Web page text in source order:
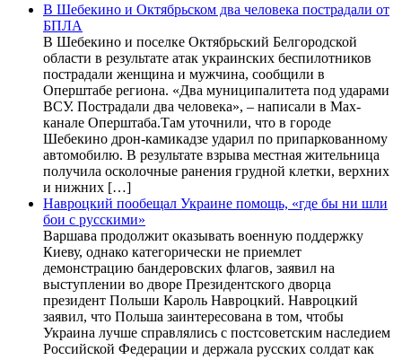
В Шебекино и Октябрьском два человека пострадали от
БПЛА
В Шебекино и поселке Октябрьский Белгородской
области в результате атак украинских беспилотников
пострадали женщина и мужчина, сообщили в
Оперштабе региона. «Два муниципалитета под ударами
ВСУ. Пострадали два человека», – написали в Max-
канале Оперштаба.Там уточнили, что в городе
Шебекино дрон-камикадзе ударил по припаркованному
автомобилю. В результате взрыва местная жительница
получила осколочные ранения грудной клетки, верхних
и нижних […]
Навроцкий пообещал Украине помощь, «где бы ни шли
бои с русскими»
Варшава продолжит оказывать военную поддержку
Киеву, однако категорически не приемлет
демонстрацию бандеровских флагов, заявил на
выступлении во дворе Президентского дворца
президент Польши Кароль Навроцкий. Навроцкий
заявил, что Польша заинтересована в том, чтобы
Украина лучше справлялись с постсоветским наследием
Российской Федерации и держала русских солдат как